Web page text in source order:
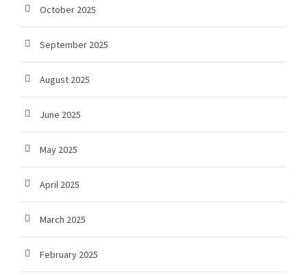
October 2025
September 2025
August 2025
June 2025
May 2025
April 2025
March 2025
February 2025